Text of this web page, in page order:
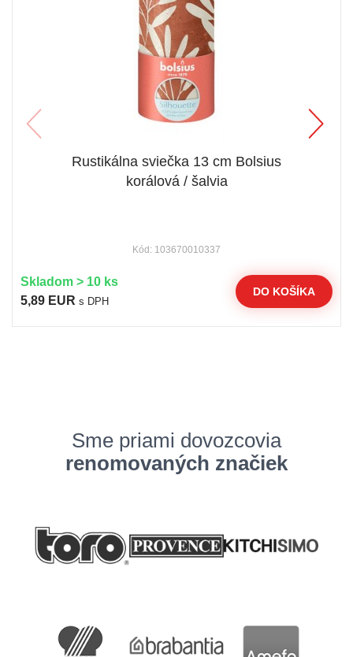
Rustikálna sviečka 13 cm Bolsius
korálová / šalvia
Kód: 103670010337
Skladom > 10 ks
5,89 EUR s DPH
DO KOŠÍKA
Sme priami dovozcovia
renomovaných značiek